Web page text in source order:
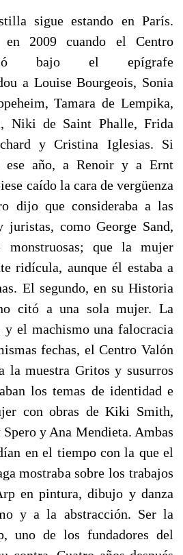
sigue estando en París.
en 2009 cuando el Centro
bajo el epígrafe
a Louise Bourgeois, Sonia
Tamara de Lempika,
Niki de Saint Phalle, Frida
y Cristina Iglesias. Si
ese año, a Renoir y a Ernt
caído la cara de vergüenza
dijo que consideraba a las
juristas, como George Sand,
monstruosas; que la mujer
ridícula, aunque él estaba a
El segundo, en su Historia
citó a una sola mujer. La
el machismo una falocracia
fechas, el Centro Valón
la muestra Gritos y susurros
los temas de identidad e
con obras de Kiki Smith,
y Ana Mendieta. Ambas
en el tiempo con la que el
mostraba sobre los trabajos
en pintura, dibujo y danza
y a la abstracción. Ser la
uno de los fundadores del